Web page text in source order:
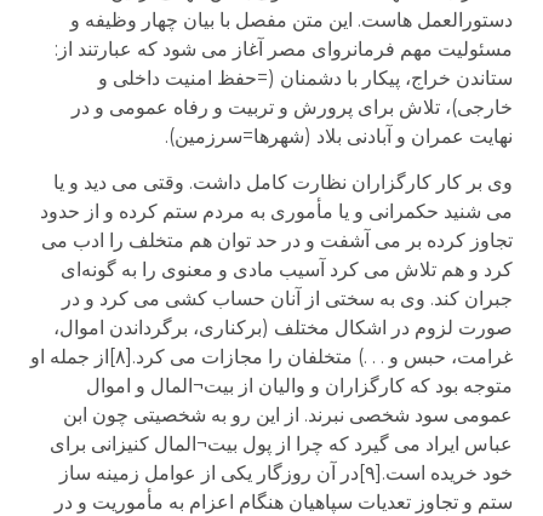
دستورالعمل هاست. این متن مفصل با بیان چهار وظیفه و
مسئولیت مهم فرمانروای مصر آغاز می شود که عبارتند از:
ستاندن خراج، پیکار با دشمنان (=حفظ امنیت داخلی و
خارجی)، تلاش برای پرورش و تربیت و رفاه عمومی و در
نهایت عمران و آبادنی بلاد (شهرها=سرزمین).
وی بر کار کارگزاران نظارت کامل داشت. وقتی می دید و یا
می شنید حکمرانی و یا مأموری به مردم ستم کرده و از حدود
تجاوز کرده بر می آشفت و در حد توان هم متخلف را ادب می
کرد و هم تلاش می کرد آسیب مادی و معنوی را به گونه‌ای
جبران کند. وی به سختی از آنان حساب کشی می کرد و در
صورت لزوم در اشکال مختلف (برکناری، برگرداندن اموال،
غرامت، حبس و . . .) متخلفان را مجازات می کرد.[۸]از جمله او
متوجه بود که کارگزاران و والیان از بیت¬المال و اموال
عمومی سود شخصی نبرند. از این رو به شخصیتی چون ابن
عباس ایراد می گیرد که چرا از پول بیت¬المال کنیزانی برای
خود خریده است.[۹]در آن روزگار یکی از عوامل زمینه ساز
ستم و تجاوز تعدیات سپاهیان هنگام اعزام به مأموریت و در